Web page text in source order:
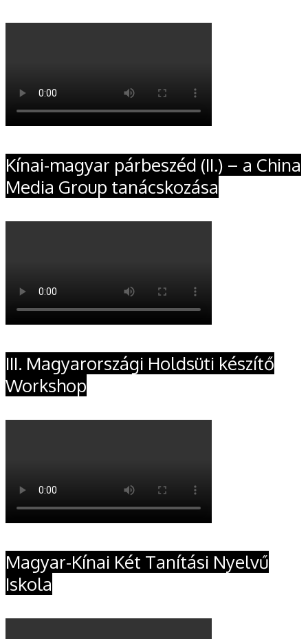
Kínai-magyar párbeszéd (II.) – a China
Media Group tanácskozása
III. Magyarországi Holdsüti készítő
Workshop
Magyar-Kínai Két Tanítási Nyelvű
Iskola